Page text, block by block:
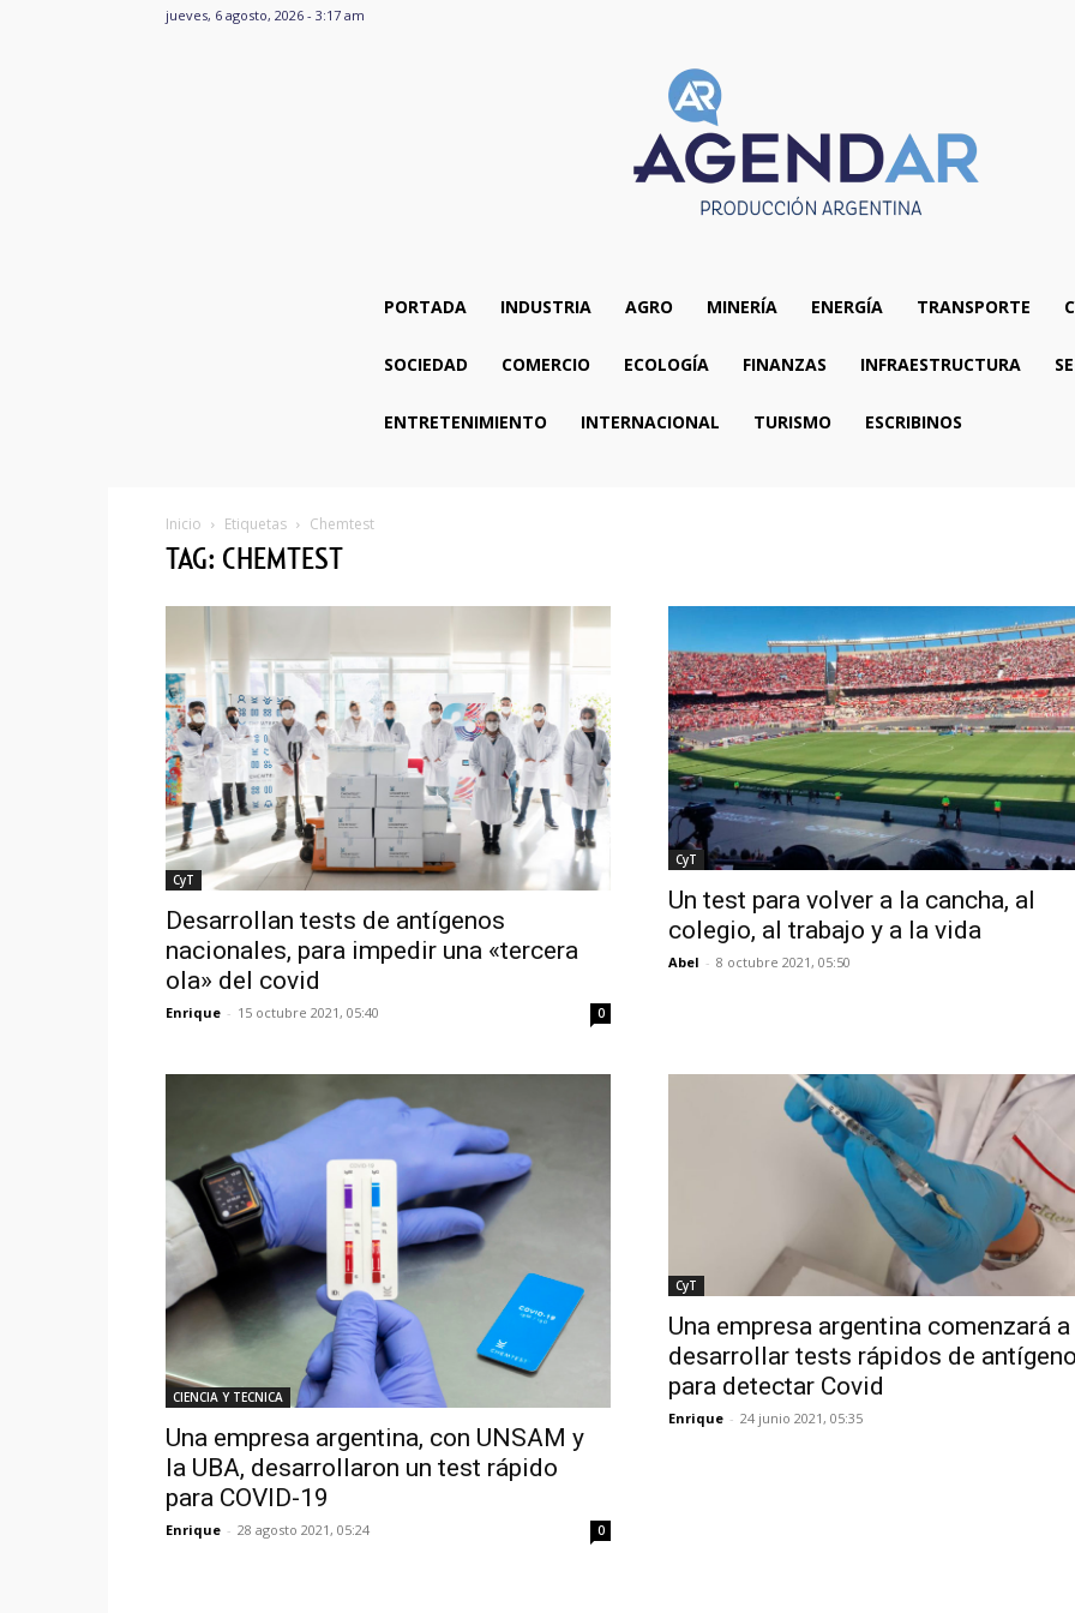
jueves, 6 agosto, 2026 - 3:17 am
PORTADA INDUSTRIA AGRO MINERÍA ENERGÍA TRANSPORTE
SOCIEDAD COMERCIO ECOLOGÍA FINANZAS INFRAESTRUCTURA
ENTRETENIMIENTO INTERNACIONAL TURISMO ESCRIBINOS
Inicio Etiquetas Chemtest
TAG: CHEMTEST
CyT
Desarrollan tests de antígenos
nacionales, para impedir una «tercera
ola» del covid
Enrique - 15 octubre 2021, 05:40 0
CyT
Un test para volver a la cancha, al
colegio, al trabajo y a la vida
Abel - 8 octubre 2021, 05:50
CIENCIA Y TECNICA
Una empresa argentina, con UNSAM y
la UBA, desarrollaron un test rápido
para COVID-19
Enrique - 28 agosto 2021, 05:24 0
CyT
Una empresa argentina comenzará a
desarrollar tests rápidos de
para detectar Covid
Enrique - 24 junio 2021, 05:35